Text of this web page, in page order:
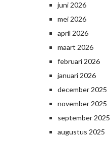
juni 2026
mei 2026
april 2026
maart 2026
februari 2026
januari 2026
december 2025
november 2025
september 2025
augustus 2025